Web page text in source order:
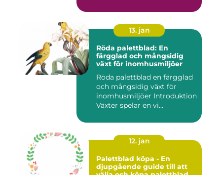
13. jan
Röda palettblad: En
färgglad och mångsidig
växt för inomhusmiljöer
Röda palettblad en färgglad
och mångsidig växt för
inomhusmiljöer Introduktion
Växter spelar en vi...
12. jan
Palettblad köpa - En
djupgående guide till att